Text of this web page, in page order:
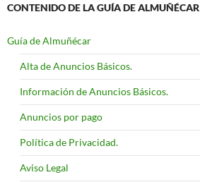
CONTENIDO DE LA GUÍA DE ALMUÑÉCAR
Guía de Almuñécar
Alta de Anuncios Básicos.
Información de Anuncios Básicos.
Anuncios por pago
Política de Privacidad.
Aviso Legal